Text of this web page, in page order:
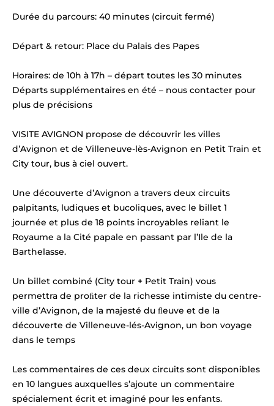
Durée du parcours: 40 minutes (circuit fermé)
Départ & retour: Place du Palais des Papes
Horaires: de 10h à 17h – départ toutes les 30 minutes
Départs supplémentaires en été – nous contacter pour
plus de précisions
VISITE AVIGNON propose de découvrir les villes
d’Avignon et de Villeneuve-lès-Avignon en Petit Train et
City tour, bus à ciel ouvert.
Une découverte d’Avignon a travers deux circuits
palpitants, ludiques et bucoliques, avec le billet 1
journée et plus de 18 points incroyables reliant le
Royaume a la Cité papale en passant par l’Ile de la
Barthelasse.
Un billet combiné (City tour + Petit Train) vous
permettra de proﬁter de la richesse intimiste du centre-
ville d’Avignon, de la majesté du ﬂeuve et de la
découverte de Villeneuve-lés-Avignon, un bon voyage
dans le temps
Les commentaires de ces deux circuits sont disponibles
en 10 langues auxquelles s’ajoute un commentaire
spécialement écrit et imaginé pour les enfants.